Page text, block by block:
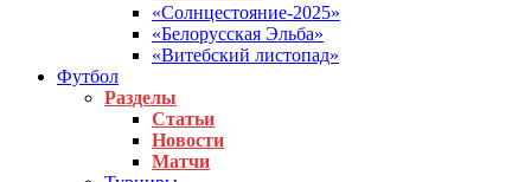
«Солнцестояние-2025»
«Белорусская Эльба»
«Витебский листопад»
Футбол
Разделы
Статьи
Новости
Матчи